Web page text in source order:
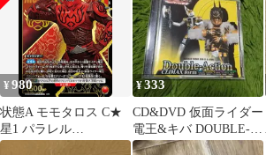
¥980
状態A モモタロス C★
星1 パラレル
UA29BT/KMR-1-092 ユ
¥333
CD&DVD 仮面ライダー
電王&キバ DOUBLE-
ACTION